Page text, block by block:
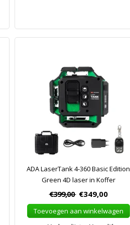
ADA LaserTank 4-360 Basic Edition
Green 4D laser in Koffer
€399,00 €349,00
Toevoegen aan winkelwagen